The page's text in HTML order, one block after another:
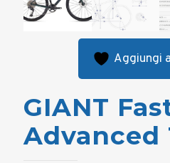
Aggiungi
GIANT
Advanced